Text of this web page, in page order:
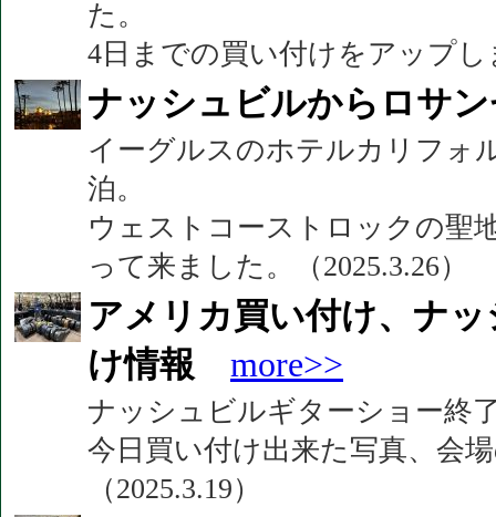
た。
4日までの買い付けをアップし
ナッシュビルからロサ
イーグルスのホテルカリフォ
泊。
ウェストコーストロックの聖
って来ました。（2025.3.26）
アメリカ買い付け、ナ
け情報
more>>
ナッシュビルギターショー終
今日買い付け出来た写真、会
（2025.3.19）